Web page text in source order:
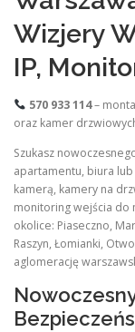
Wizjery
IP,
570 933 114–
oraz kamer
Szukasz
apartamentu, biura
kamerą, kamery na
monitoring wejścia do
okolice: Piaseczno,
Raszyn, Łomianki,
aglomerację